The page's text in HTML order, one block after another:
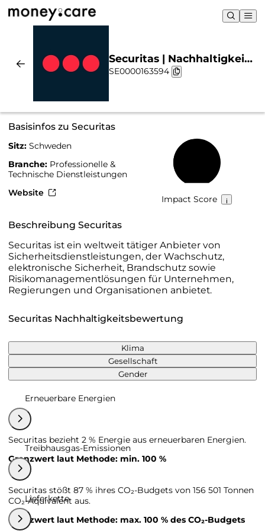
Securitas | Nachhaltigkeit
& Chart
SE0000163594
Basisinfos zu Securitas
Sitz: Schweden
Branche: Professionelle &
Technische Dienstleistungen
Website
Impact Score
Beschreibung Securitas
Securitas ist ein weltweit tätiger Anbieter von
Sicherheitsdienstleistungen, der Wachschutz,
elektronische Sicherheit, Brandschutz sowie
Risikomanagementlösungen für Unternehmen,
Regierungen und Organisationen anbietet.
Securitas Nachhaltigkeitsbewertung
Klima
Gesellschaft
Gender
Erneuerbare Energien
Securitas bezieht 2 % Energie aus erneuerbaren Energien.
Grenzwert laut Methode: min. 100 %
Treibhausgas-Emissionen
Securitas stößt 87 % ihres CO₂-Budgets von 156 501 Tonnen
CO₂-Äquivalent aus.
Grenzwert laut Methode: max. 100 % des CO₂-Budgets
Lieferkette